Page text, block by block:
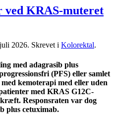
ved KRAS-muteret
2026. Skrevet i Kolorektal.
med adagrasib plus
(PFS) eller samlet
kemoterapi med eller uden
med KRAS G12C-
Responsraten var dog
plus cetuximab.